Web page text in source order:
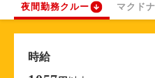
夜間勤務クルー マクド
時給